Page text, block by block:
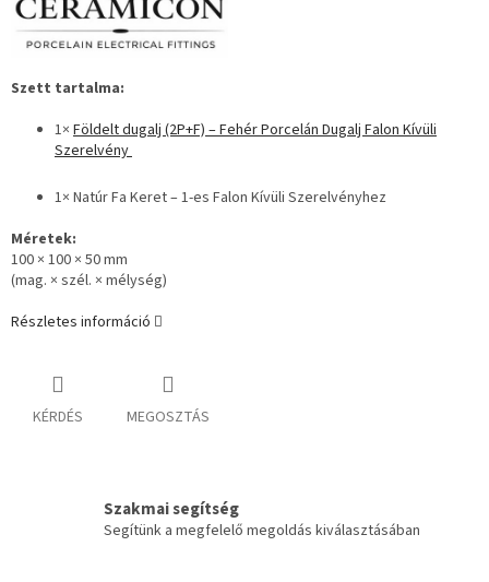
Szett tartalma:
1× Földelt dugalj (2P+F) – Fehér Porcelán Dugalj Falon Kívüli
Szerelvény
1× Natúr Fa Keret – 1-es Falon Kívüli Szerelvényhez
Méretek:
100 × 100 × 50 mm
(mag. × szél. × mélység)
Részletes információ
KÉRDÉS MEGOSZTÁS
Szakmai segítség
Segítünk a megfelelő megoldás kiválasztásában